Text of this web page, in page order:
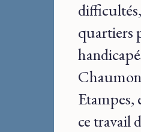
quartiers
Etampes,
ce travail